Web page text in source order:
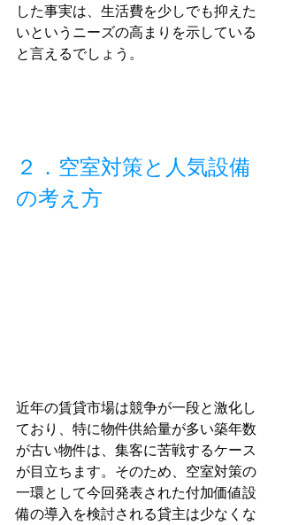
した事実は、生活費を少しでも抑えた
いというニーズの高まりを示している
と言えるでしょう。
２．空室対策と人気設備
の考え方
近年の賃貸市場は競争が一段と激化し
ており、特に物件供給量が多い築年数
が古い物件は、集客に苦戦するケース
が目立ちます。そのため、空室対策の
一環として今回発表された付加価値設
備の導入を検討される貸主は少なくな